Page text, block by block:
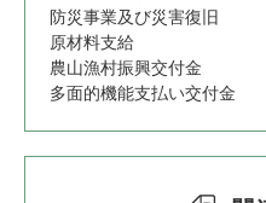
防災事業及び災害復旧
原材料支給
農山漁村振興交付金
多面的機能支払い交付金